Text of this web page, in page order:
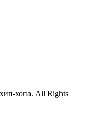
хопа. All Rights